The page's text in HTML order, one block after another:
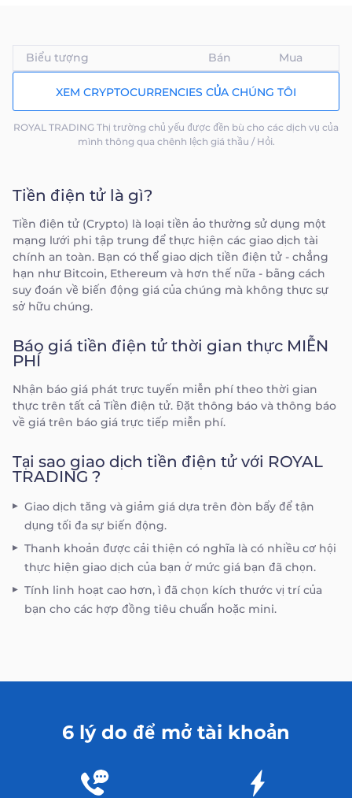
Tiền điện tử là gì?
Tiền điện tử (Crypto) là loại tiền ảo thường sử dụng một
mạng lưới phi tập trung để thực hiện các giao dịch tài
chính an toàn. Bạn có thể giao dịch tiền điện tử - chẳng
hạn như Bitcoin, Ethereum và hơn thế nữa - bằng cách
suy đoán về biến động giá của chúng mà không thực sự
sở hữu chúng.
Báo giá tiền điện tử thời gian thực MIỄN
PHÍ
Nhận báo giá phát trực tuyến miễn phí theo thời gian
thực trên tất cả Tiền điện tử. Đặt thông báo và thông báo
về giá trên báo giá trực tiếp miễn phí.
Tại sao giao dịch tiền điện tử với ROYAL
TRADING ?
Giao dịch tăng và giảm giá dựa trên đòn bẩy để tận
dụng tối đa sự biến động.
Thanh khoản được cải thiện có nghĩa là có nhiều cơ hội
thực hiện giao dịch của bạn ở mức giá bạn đã chọn.
Tính linh hoạt cao hơn‚ ì đã chọn kích thước vị trí của
bạn cho các hợp đồng tiêu chuẩn hoặc mini.
Biểu tượng Bán Mua
XEM CRYPTOCURRENCIES CỦA CHÚNG TÔI
ROYAL TRADING Thị trường chủ yếu được đền bù cho các dịch vụ của
mình thông qua chênh lệch giá thầu / Hỏi.
6 lý do để mở tài khoản